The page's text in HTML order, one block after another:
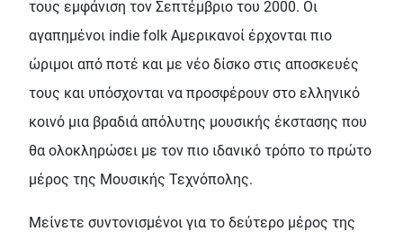
τους εμφάνιση τον Σεπτέμβριο του 2000. Οι
αγαπημένοι indie folk Αμερικανοί έρχονται πιο
ώριμοι από ποτέ και με νέο δίσκο στις αποσκευές
τους και υπόσχονται να προσφέρουν στο ελληνικό
κοινό μια βραδιά απόλυτης μουσικής έκστασης που
θα ολοκληρώσει με τον πιο ιδανικό τρόπο το πρώτο
μέρος της Μουσικής Τεχνόπολης.
Μείνετε συντονισμένοι για το δεύτερο μέρος της